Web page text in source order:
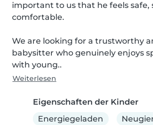
important to us that he feels safe,
comfortable.
We are looking for a trustworthy
babysitter who genuinely enjoys
with young..
Weiterlesen
Eigenschaften der Kinder
Energiegeladen